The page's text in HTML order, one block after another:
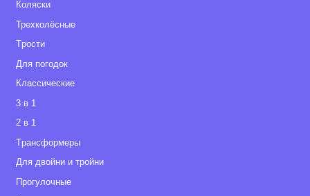
чертой города. ..
Коляски
Трехколёсные
Tрости
Для погодок
Классические
3 в 1
2 в 1
Tрансформеры
Для двойни и тройни
Прогулочные